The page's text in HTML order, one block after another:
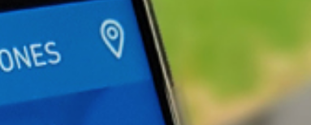
Suscribirme gratis